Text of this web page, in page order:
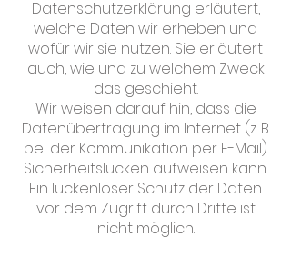
Datenschutzerklärung erläutert,
welche Daten wir erheben und
wofür wir sie nutzen. Sie erläutert
auch, wie und zu welchem Zweck
das geschieht.
Wir weisen darauf hin, dass die
Datenübertragung im Internet (z. B.
bei der Kommunikation per E-Mail)
Sicherheitslücken aufweisen kann.
Ein lückenloser Schutz der Daten
vor dem Zugriff durch Dritte ist
nicht möglich.